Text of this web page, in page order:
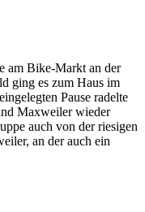
am Bike-Markt an der
ging es zum Haus im
Pause radelte
Maxweiler wieder
auch von der riesigen
an der auch ein